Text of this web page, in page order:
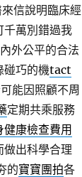
信說明臨床經
千萬別錯過我
外公平的合法
碰巧的機tact
能因照顧不周
定期共乘服務
健康檢查費用
出科學合理
的寶寶團拍各